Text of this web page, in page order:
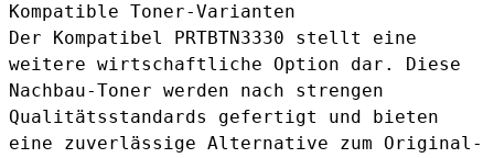
Kompatible Toner-Varianten
Der
Kompatibel PRTBTN3330 stellt eine
weitere wirtschaftliche Option dar. Diese
Nachbau-Toner werden nach strengen
Qualitätsstandards gefertigt und bieten
eine zuverlässige Alternative zum Original-